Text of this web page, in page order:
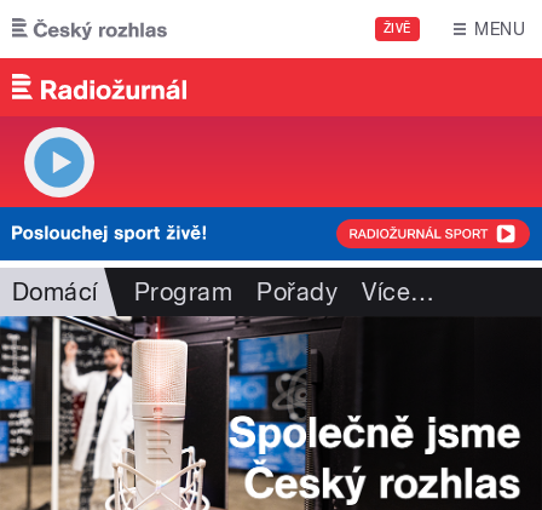
Přejít k hlavnímu obsahu
ŽIVĚ MENU
Domácí Program Pořady Více…